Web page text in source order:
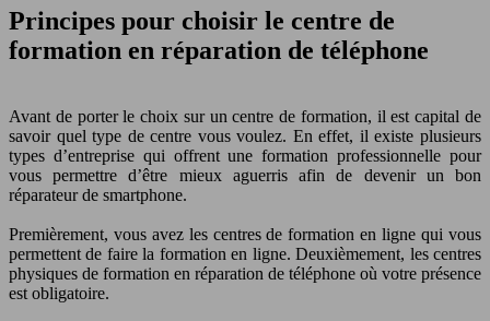
Principes pour choisir le centre de
formation en réparation de téléphone
Avant de porter le choix sur un centre de formation, il est capital de
savoir quel type de centre vous voulez. En effet, il existe plusieurs
types d’entreprise qui offrent une formation professionnelle pour
vous permettre d’être mieux aguerris afin de devenir un bon
réparateur de smartphone.
Premièrement, vous avez les centres de formation en ligne qui vous
permettent de faire la formation en ligne. Deuxièmement, les centres
physiques de formation en réparation de téléphone où votre présence
est obligatoire.